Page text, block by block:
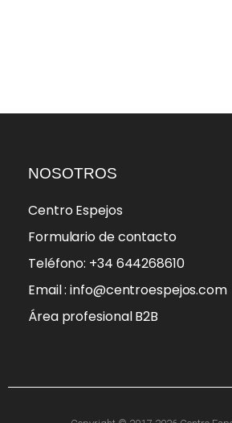
NOSOTROS
Centro Espejos
Formulario de contacto
Teléfono: +34 644268610
Email : info@centroespejos.com
Área profesional B2B